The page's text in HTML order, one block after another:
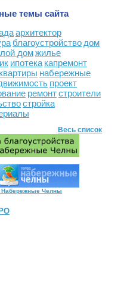
темы сайта
архитектор
благоустройство дом
домжилье
ипотека капремонт
квартиры набережные
проект
ремонтстроители
стройка
Весь список
Набережные Челны